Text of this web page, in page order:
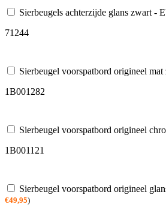
Sierbeugels achterzijde glans zwart -
71244
Sierbeugel voorspatbord origineel mat
1B001282
Sierbeugel voorspatbord origineel
1B001121
Sierbeugel voorspatbord origineel
€49,95)